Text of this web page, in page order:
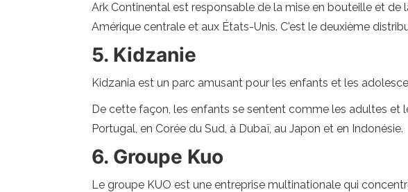
Ark Continental est responsable de la mise en bouteille et
Amérique centrale et aux États-Unis. C'est le deuxième
5. Kidzanie
Kidzania est un parc amusant pour les enfants et les
De cette façon, les enfants se sentent comme les adultes
Portugal, en Corée du Sud, à Dubaï, au Japon et en Indonésie.
6. Groupe Kuo
Le groupe KUO est une entreprise multinationale qui